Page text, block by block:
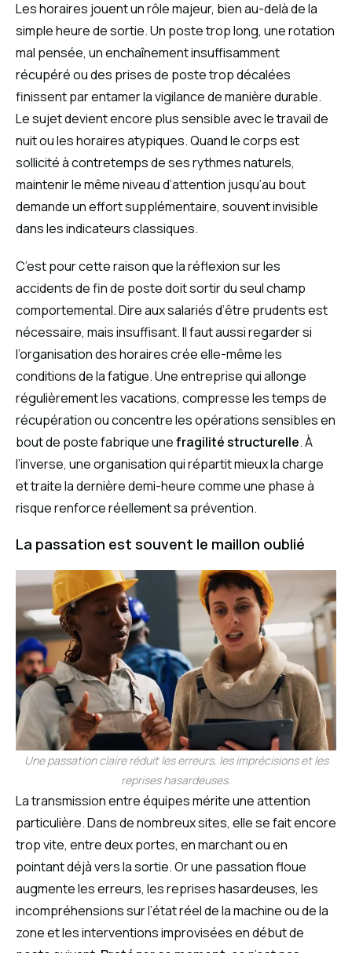
Les horaires jouent un rôle majeur, bien au-delà de la
simple heure de sortie. Un poste trop long, une rotation
mal pensée, un enchaînement insuffisamment
récupéré ou des prises de poste trop décalées
finissent par entamer la vigilance de manière durable.
Le sujet devient encore plus sensible avec le travail de
nuit ou les horaires atypiques. Quand le corps est
sollicité à contretemps de ses rythmes naturels,
maintenir le même niveau d’attention jusqu’au bout
demande un effort supplémentaire, souvent invisible
dans les indicateurs classiques.
C’est pour cette raison que la réflexion sur les
accidents de fin de poste doit sortir du seul champ
comportemental. Dire aux salariés d’être prudents est
nécessaire, mais insuffisant. Il faut aussi regarder si
l’organisation des horaires crée elle-même les
conditions de la fatigue. Une entreprise qui allonge
régulièrement les vacations, compresse les temps de
récupération ou concentre les opérations sensibles en
bout de poste fabrique unefragilité structurelle. À
l’inverse, une organisation qui répartit mieux la charge
et traite la dernière demi-heure comme une phase à
risque renforce réellement sa prévention.
La passation est souvent le maillon oublié
Une passation claire réduit les erreurs, les imprécisions et les
reprises hasardeuses.
La transmission entre équipes mérite une attention
particulière. Dans de nombreux sites, elle se fait encore
trop vite, entre deux portes, en marchant ou en
pointant déjà vers la sortie. Or une passation floue
augmente les erreurs, les reprises hasardeuses, les
incompréhensions sur l’état réel de la machine ou de la
zone et les interventions improvisées en début de